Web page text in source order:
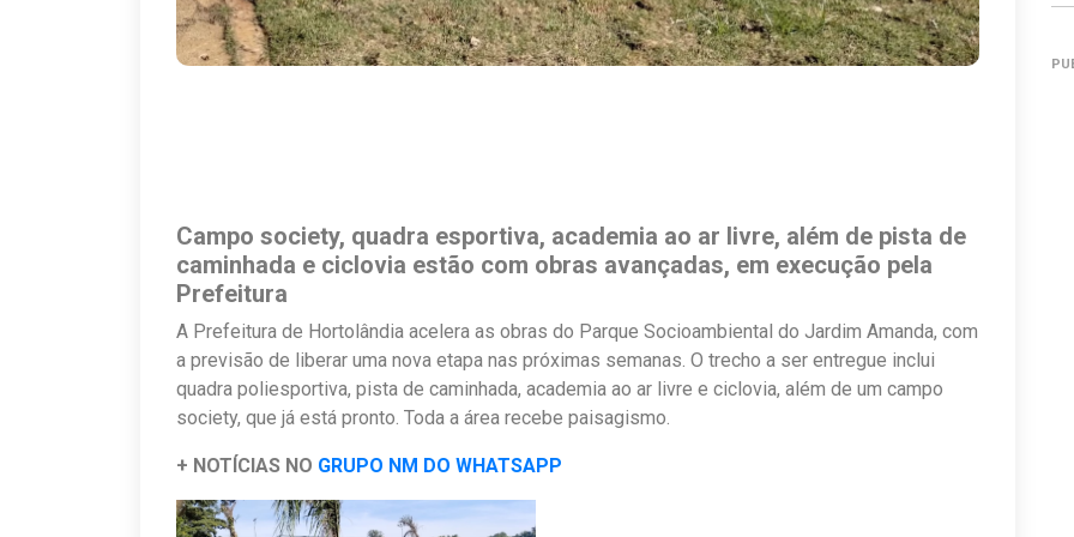
Campo society, quadra esportiva, academia ao ar livre, além de pista de
caminhada e ciclovia estão com obras avançadas, em execução pela
Prefeitura
A Prefeitura de Hortolândia acelera as obras do Parque Socioambiental do Jardim Amanda, com
a previsão de liberar uma nova etapa nas próximas semanas. O trecho a ser entregue inclui
quadra poliesportiva, pista de caminhada, academia ao ar livre e ciclovia, além de um campo
society, que já está pronto. Toda a área recebe paisagismo.
+ NOTÍCIAS NO GRUPO NM DO WHATSAPP